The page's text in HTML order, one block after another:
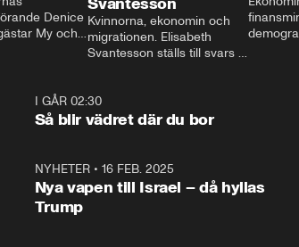
Denice
My och
Kvinnorna, ekonomin och
migrationen. Elisabeth
Svantesson ställs till svars
I GÅR 02:30
Så blir vädret där du bor
NYHETER• 16 FEB. 2025
Nya vapen till Israel – då hyllas
Trump